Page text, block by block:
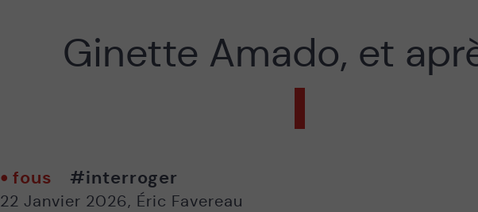
Ginette Amado, et
fous #interroger
22 Janvier 2026, Éric Favereau